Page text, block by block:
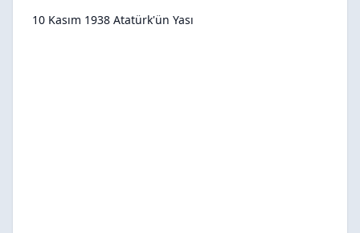
10 Kasım 1938 Atatürk'ün Yası